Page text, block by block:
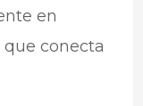
en
que conecta